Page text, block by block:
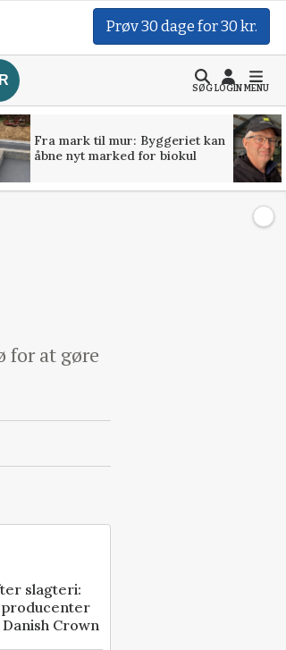
Prøv 30 dage for 30 kr.
SØGLOGINMENU
Fra mark til mur: Byggeriet kan
åbne nyt marked for biokul
for at gøre
slagteri:
producenter
Crown